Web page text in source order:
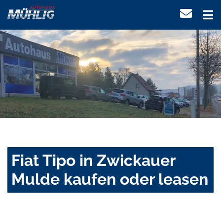
Fiat Tipo in Zwickauer
Mulde kaufen oder leasen